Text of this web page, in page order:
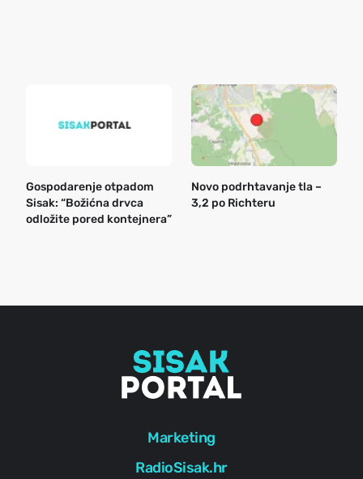
Gospodarenje otpadom
Sisak: “Božićna drvca
odložite pored kontejnera”
Novo podrhtavanje tla –
3,2 po Richteru
Marketing
RadioSisak.hr